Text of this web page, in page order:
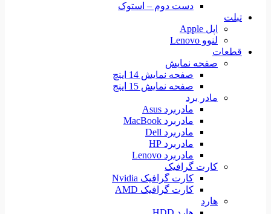
دست دوم – استوک
تبلت
اپل Apple
لنوو Lenovo
قطعات
صفحه نمایش
صفحه نمایش 14 اینچ
صفحه نمایش 15 اینج
مادر برد
مادربرد Asus
مادربرد MacBook
مادربرد Dell
مادربرد HP
مادربرد Lenovo
کارت گرافیک
کارت گرافیک Nvidia
کارت گرافیک AMD
هارد